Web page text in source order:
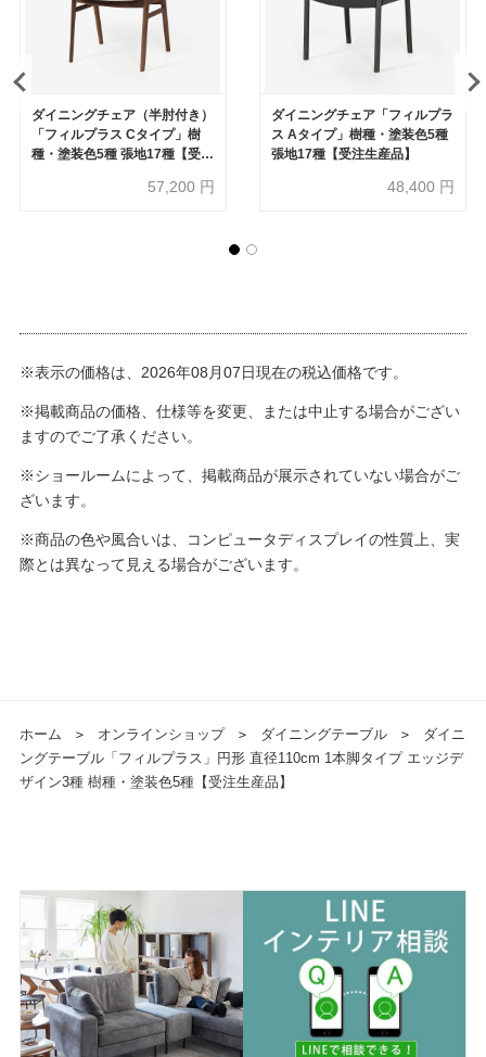
ダイニングチェア（半肘付き）
「フィルプラス Cタイプ」樹
種・塗装色5種 張地17種【受注
57,200 円
ダイニングチェア「フィルプラ
ス Aタイプ」樹種・塗装色5種
張地17種【受注生産品】
48,400 円
※表示の価格は、2026年08月07日現在の税込価格です。
※掲載商品の価格、仕様等を変更、または中止する場合がござい
ますのでご了承ください。
※ショールームによって、掲載商品が展示されていない場合がご
ざいます。
※商品の色や風合いは、コンピュータディスプレイの性質上、実
際とは異なって見える場合がございます。
ホーム ＞ オンラインショップ ＞ ダイニングテーブル ＞
ダイニ
ングテーブル「フィルプラス」円形 直径110cm 1本脚タイプ エッジデ
ザイン3種 樹種・塗装色5種【受注生産品】